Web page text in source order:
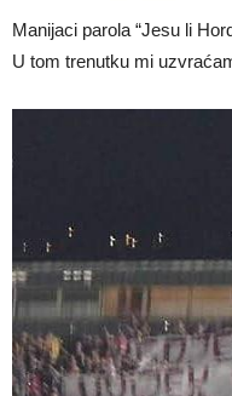
Manijaci parola “Jesu li
U tom trenutku mi